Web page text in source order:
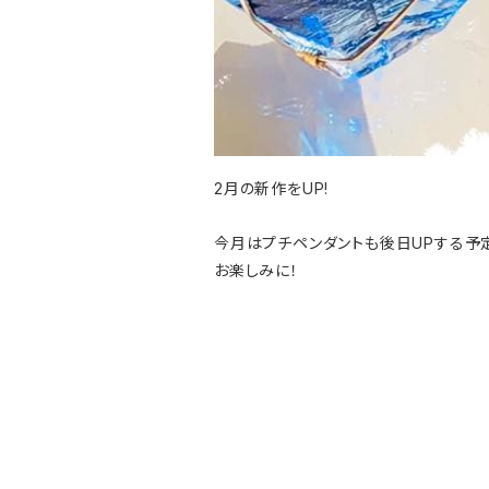
2月の新作をUP!
今月はプチペンダントも後日UPする予
お楽しみに！